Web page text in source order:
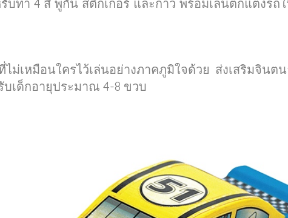
ทา 4 สี พู่กัน สติ๊กเกอร์ และกาว พร้อมเล่นตกแต่งรถใ
ม่เหมือนใครไว้เล่นอย่างภาคภูมิใจด้วย ส่งเสริมจินต
บเด็กอายุประมาณ 4-8 ขวบ